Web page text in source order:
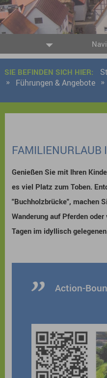
SIE BEFINDEN SICH HIER:
Führungen & Angebote
FAMILIENURLAUB
Genießen Sie mit Ihren
es viel Platz zum Toben.
"Buchholzbrücke", machen
Wanderung auf Pferden
Tagen im idyllisch
Action-